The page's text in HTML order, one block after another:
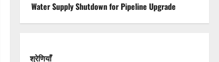
Water Supply Shutdown for Pipeline Upgrade
श्रेणियाँ